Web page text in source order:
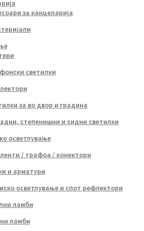
за канцеларија
светилки
за во двор и градина
степенишни и ѕидни светилки
осветлување
ленти / трафоа / конектори
и арматури
осветлување и спот рефлектори
ламби
ламби